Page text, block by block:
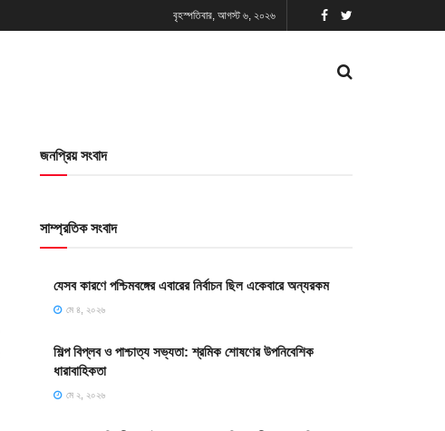
বৃহস্পতিবার, আগস্ট ৬, ২০২৬
জনপ্রিয় সংবাদ
সাম্প্রতিক সংবাদ
যেসব কারণে পশ্চিমবঙ্গের এবারের নির্বাচন ছিল একেবারে অন্যরকম
মে ৪, ২০২৬
শিল্প বিপ্লব ও পাশ্চাত্য সভ্যতা: শ্রমিক শোষণের উপনিবেশিক
ধারাবাহিকতা
মে ২, ২০২৬